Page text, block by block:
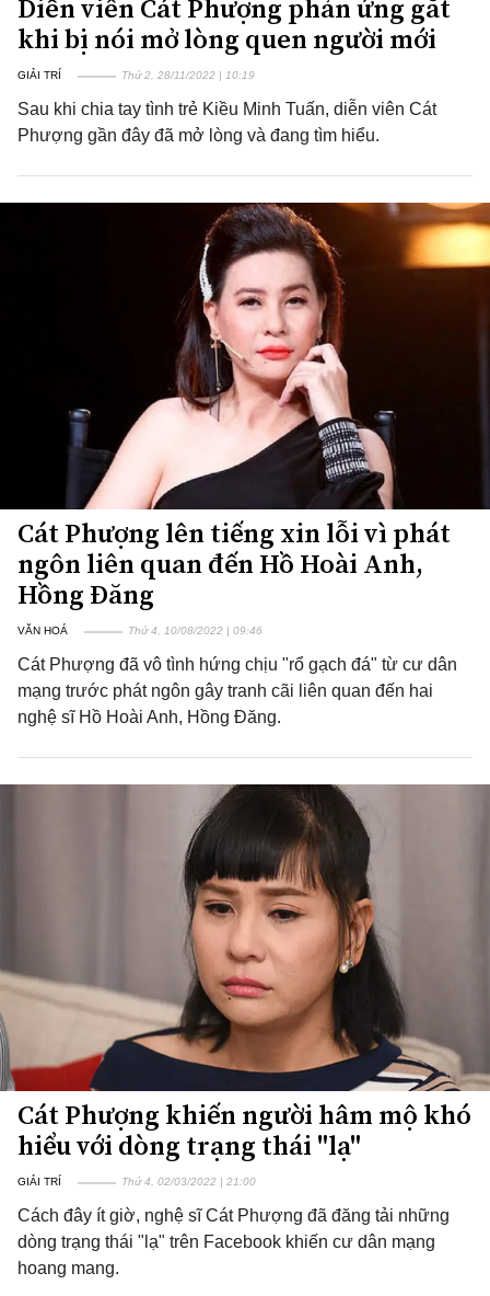
Diễn viên Cát Phượng phản ứng gắt
khi bị nói mở lòng quen người mới
GIẢI TRÍ Thứ 2, 28/11/2022 | 10:19
Sau khi chia tay tình trẻ Kiều Minh Tuấn, diễn viên Cát
Phượng gần đây đã mở lòng và đang tìm hiểu.
Cát Phượng lên tiếng xin lỗi vì phát
ngôn liên quan đến Hồ Hoài Anh,
Hồng Đăng
VĂN HOÁ Thứ 4, 10/08/2022 | 09:46
Cát Phượng đã vô tình hứng chịu "rổ gạch đá" từ cư dân
mạng trước phát ngôn gây tranh cãi liên quan đến hai
nghệ sĩ Hồ Hoài Anh, Hồng Đăng.
Cát Phượng khiến người hâm mộ khó
hiểu với dòng trạng thái "lạ"
GIẢI TRÍ Thứ 4, 02/03/2022 | 21:00
Cách đây ít giờ, nghệ sĩ Cát Phượng đã đăng tải những
dòng trạng thái "lạ" trên Facebook khiến cư dân mạng
hoang mang.